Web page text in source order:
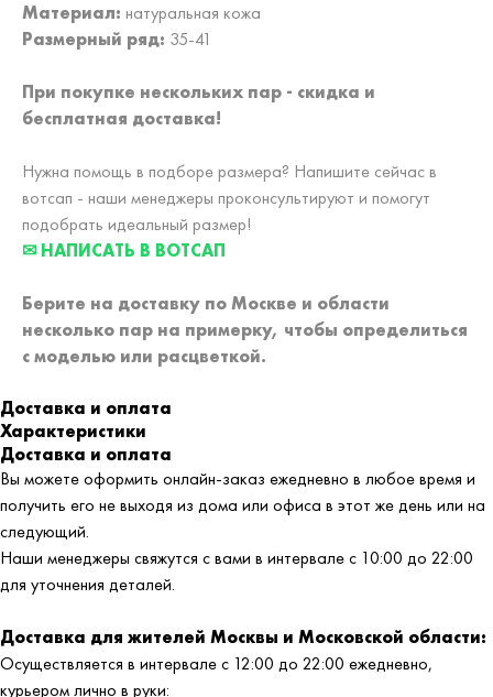
Материал: натуральная кожа
Размерный ряд: 35-41
При покупке нескольких пар - скидка и
бесплатная доставка!
Нужна помощь в подборе размера? Напишите сейчас в
вотсап - наши менеджеры проконсультируют и помогут
подобрать идеальный размер!
✉ НАПИСАТЬ В ВОТСАП
Берите на доставку по Москве и области
несколько пар на примерку, чтобы определиться
с моделью или расцветкой.
Доставка и оплата
Характеристики
Доставка и оплата
Вы можете оформить онлайн-заказ ежедневно в любое время и
получить его не выходя из дома или офиса в этот же день или на
следующий.
Наши менеджеры свяжутся с вами в интервале с 10:00 до 22:00
для уточнения деталей.
Доставка для жителей Москвы и Московской области:
Осуществляется в интервале с 12:00 до 22:00 ежедневно,
курьером лично в руки: